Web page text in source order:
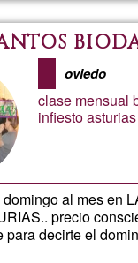
oviedo
clase mensual
infiesto asturias
domingo al mes en
precio
para decirte el